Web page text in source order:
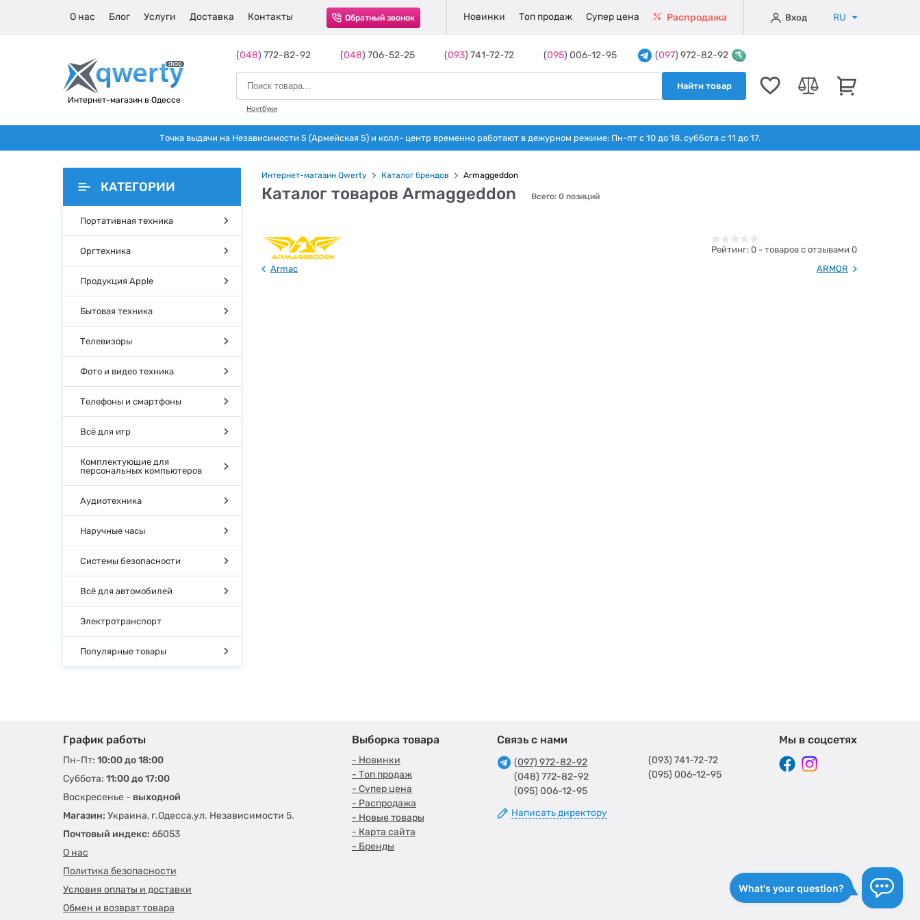
О нас Блог Услуги Доставка Контакты Обратный звонок Новинки Топ продаж Супер цена Распродажа Вход RU
Интернет-магазин в Одессе
(048) 772-82-92 (048) 706-52-25 (093) 741-72-72 (095) 006-12-95 (097) 972-82-92
Найти товар
Ноутбуки
Точка выдачи на Независимости 5 (Армейская 5) и колл- центр временно работают в дежурном режиме: Пн-пт с 10 до 18. суббота с 11 до 17.
КАТЕГОРИИ
Портативная техника
Оргтехника
Продукция Apple
Бытовая техника
Телевизоры
Фото и видео техника
Телефоны и смартфоны
Всё для игр
Комплектующие для
персональных компьютеров
Аудиотехника
Наручные часы
Системы безопасности
Всё для автомобилей
Электротранспорт
Популярные товары
Интернет-магазин Qwerty Каталог брендов Armaggeddon
Каталог товаров Armaggeddon Всего: 0 позиций
Рейтинг: 0 - товаров с отзывами 0
Armac
ARMOR
График работы
Пн-Пт: 10:00 до 18:00
Суббота: 11:00 до 17:00
Воскресенье - выходной
Магазин: Украина, г.Одесса,ул. Независимости 5.
Почтовый индекс: 65053
О нас
Политика безопасности
Условия оплаты и доставки
Обмен и возврат товара
Выборка товара
- Новинки
- Топ продаж
- Супер цена
- Распродажа
- Новые товары
- Карта сайта
- Бренды
Связь с нами
(097) 972-82-92
(048) 772-82-92
(095) 006-12-95
Написать директору
(093) 741-72-72
(095) 006-12-95
Мы в соцсетях